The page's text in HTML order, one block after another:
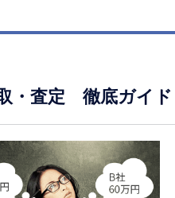
・査定 徹底ガイド